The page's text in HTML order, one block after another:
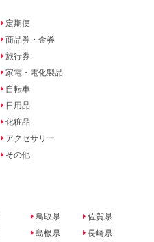
定期便
商品券・金券
旅行券
家電・電化製品
自転車
日用品
化粧品
アクセサリー
その他
鳥取県
島根県
佐賀県
長崎県